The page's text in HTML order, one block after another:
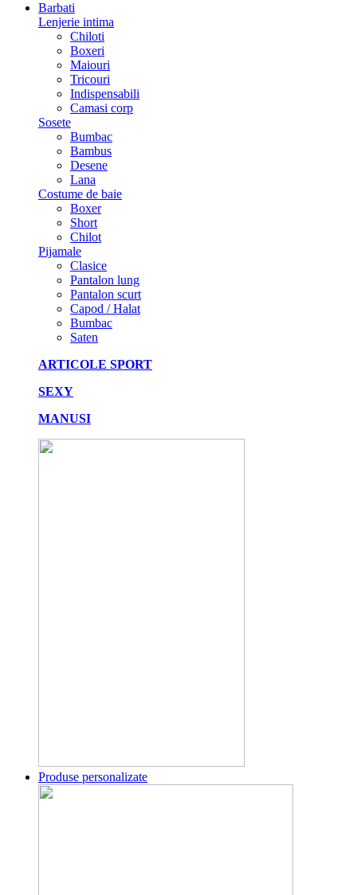
Barbati
Lenjerie intima
Chiloti
Boxeri
Maiouri
Tricouri
Indispensabili
Camasi corp
Sosete
Bumbac
Bambus
Desene
Lana
Costume de baie
Boxer
Short
Chilot
Pijamale
Clasice
Pantalon lung
Pantalon scurt
Capod / Halat
Bumbac
Saten
ARTICOLE SPORT
SEXY
MANUSI
Produse personalizate